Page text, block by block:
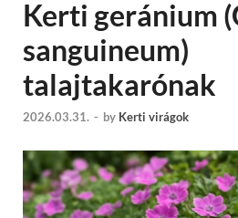
Kerti geránium
sanguineum)
talajtakarónak
2026.03.31. - by Kerti virágok